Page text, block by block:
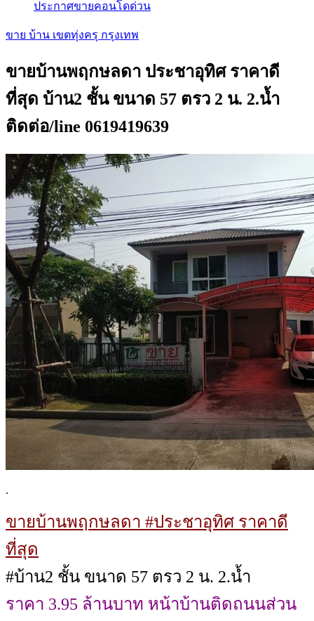
ประกาศขายคอนโดด่วน
ขาย บ้าน เขตทุ่งครุ กรุงเทพ
ขายบ้านพฤกษลดา ประชาอุทิศ ราคาดี
ที่สุด บ้าน2 ชั้น ขนาด 57 ตรว 2 น. 2.น้ำ
ติดต่อ/line 0619419639
.
ขายบ้านพฤกษลดา #ประชาอุทิศ ราคาดี
ที่สุด
#บ้าน2 ชั้น ขนาด 57 ตรว 2 น. 2.น้ำ
ราคา 3.95 ล้านบาท หน้าบ้านติดถนนส่วน